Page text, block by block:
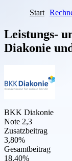
Start
Leistungs-
Diakonie
BKK Diakonie
Note 2,3
Zusatzbeitrag
3,80%
Gesamtbeitrag
18,40%